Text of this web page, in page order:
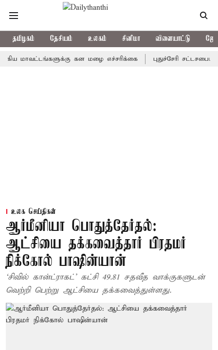
தமிழகம் தேசியம் உலகம் சினிமா விளையாட்டு
கன மழை எச்சரிக்கை புதுச்சேரி சட்டசபையில்
உலக செய்திகள்
ஆர்மீனியா பொதுத்தேர்தல்:
ஆட்சியை தக்கவைத்தார் பிரதமர்
நிக்கோல் பாஷின்யான்
‘சிவில் கான்ட்ராகட்’ கட்சி 49.81 சதவீத வாக்குகளுடன்
வெற்றி பெற்று ஆட்சியை தக்கவைத்துள்ளது.